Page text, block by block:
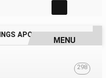
APONTAM DRA. RAISSA
MENU
298